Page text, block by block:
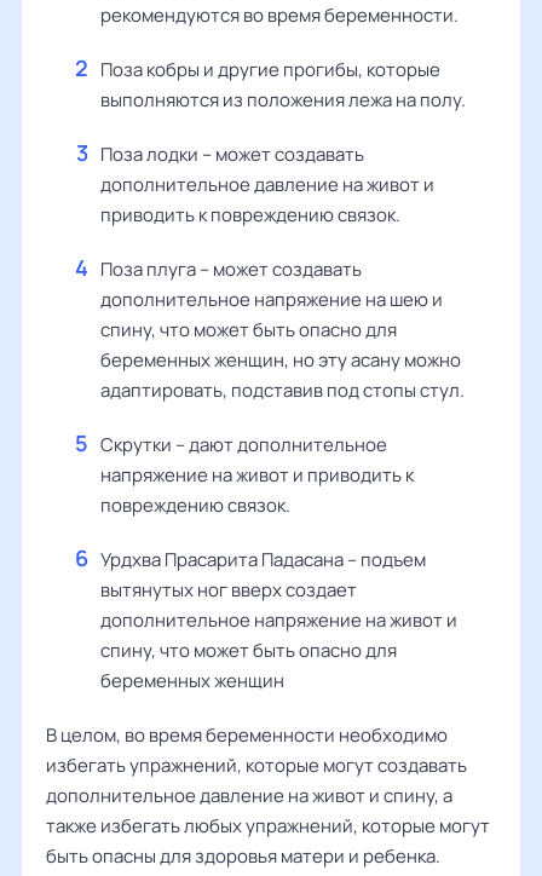
рекомендуются во время беременности.
Поза кобры и другие прогибы, которые
выполняются из положения лежа на полу.
Поза лодки – может создавать
дополнительное давление на живот и
приводить к повреждению связок.
Поза плуга – может создавать
дополнительное напряжение на шею и
спину, что может быть опасно для
беременных женщин, но эту асану можно
адаптировать, подставив под стопы стул.
Скрутки – дают дополнительное
напряжение на живот и приводить к
повреждению связок.
Урдхва Прасарита Падасана – подъем
вытянутых ног вверх создает
дополнительное напряжение на живот и
спину, что может быть опасно для
беременных женщин
В целом, во время беременности необходимо
избегать упражнений, которые могут создавать
дополнительное давление на живот и спину, а
также избегать любых упражнений, которые могут
быть опасны для здоровья матери и ребенка.